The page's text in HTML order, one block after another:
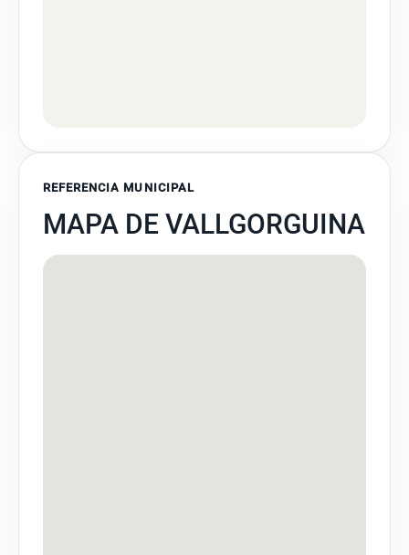
REFERENCIA MUNICIPAL
MAPA DE VALLGORGUINA